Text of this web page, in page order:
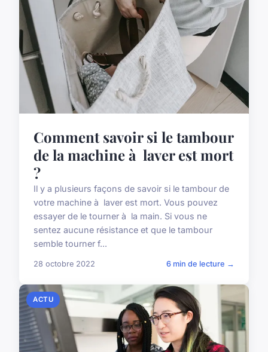
Comment savoir si le tambour
de la machine à laver est mort
?
Il y a plusieurs façons de savoir si le tambour de
votre machine à laver est mort. Vous pouvez
essayer de le tourner à la main. Si vous ne
sentez aucune résistance et que le tambour
semble tourner f...
28 octobre 2022 6 min de lecture →
ACTU